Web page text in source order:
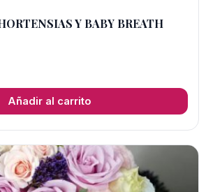
Y BABY BREATH
Añadir al carrito